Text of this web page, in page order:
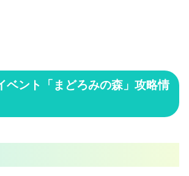
ベント「まどろみの森」攻略情